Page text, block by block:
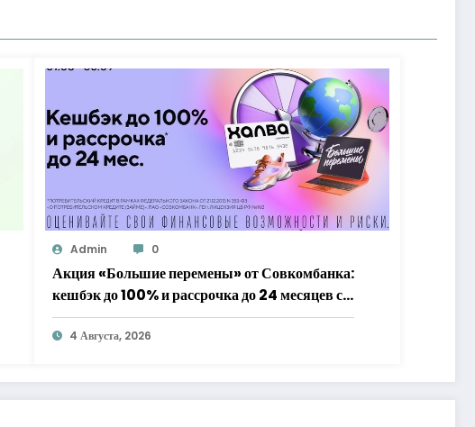
Admin 0
Акция «Большие перемены» от Совкомбанка:
кешбэк до 100% и рассрочка до 24 месяцев с
«Халвой»
4 Августа, 2026